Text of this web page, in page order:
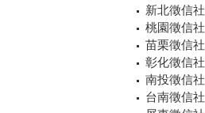
新北徵信社
桃園徵信社
苗栗徵信社
彰化徵信社
南投徵信社
台南徵信社